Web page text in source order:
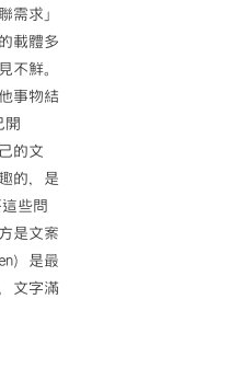
需求」
載體多
不鮮。
事物結
開
的文
的，是
些問
是文案
）是最
文字滿